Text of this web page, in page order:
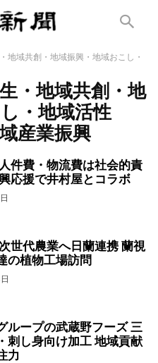
地域共創・地域振興・地域おこし・
・地域共創・地
・地域活性
産業振興
件費・物流費は社会的責
応援で井村屋とコラボ
世代農業へ日蘭連携 蘭視
の植物工場訪問
ループの武蔵野フーズ 三
刺し身向け加工 地域貢献
力